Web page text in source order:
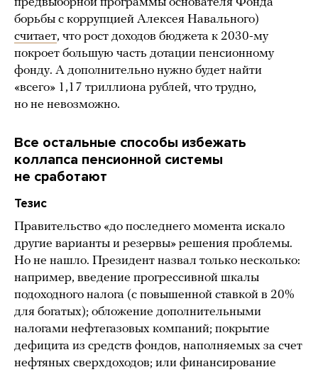
борьбы с коррупцией Алексея Навального)
считает, что рост доходов бюджета к 2030-му
покроет большую часть дотации пенсионному
фонду. А дополнительно нужно будет найти
«всего» 1,17 триллиона рублей, что трудно,
но не невозможно.
Все остальные способы избежать
коллапса пенсионной системы
не сработают
Тезис
Правительство «до последнего момента искало
другие варианты и резервы» решения проблемы.
Но не нашло. Президент назвал только несколько:
например, введение прогрессивной шкалы
подоходного налога (с повышенной ставкой в 20%
для богатых); обложение дополнительными
налогами нефтегазовых компаний; покрытие
дефицита из средств фондов, наполняемых за счет
нефтяных сверхдоходов; или финансирование